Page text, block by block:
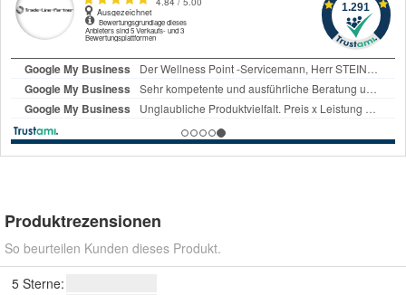
Produktrezensionen
So beurteilen Kunden dieses Produkt.
5 Sterne: